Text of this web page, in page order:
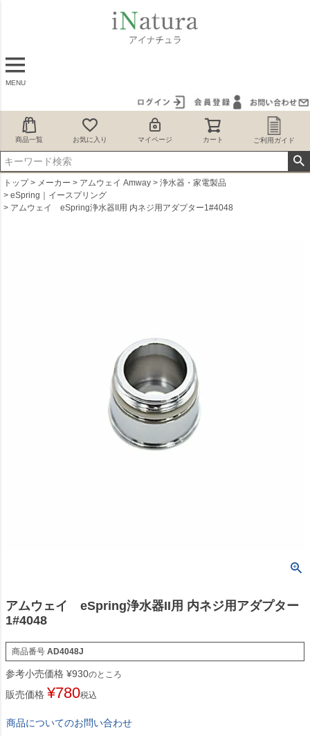
MENU
商品一覧 お気に入り マイページ カート ご利用ガイド
トップ メーカー アムウェイ Amway
浄水器・家電製品
eSpring｜イースプリング
アムウェイ eSpring浄水器II用 内ネジ用アダプター1#4048
アムウェイ eSpring浄水器II用 内ネジ用アダプター
1#4048
商品番号 AD4048J
参考小売価格 ¥930のところ
販売価格 ¥780税込
商品についてのお問い合わせ